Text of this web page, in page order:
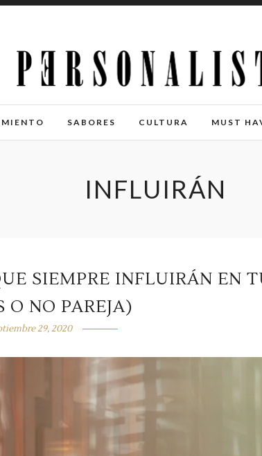
SABORES CULTURA MUST
INFLUIRÁN
SIEMPRE INFLUIRÁN EN
O NO PAREJA)
29, 2020